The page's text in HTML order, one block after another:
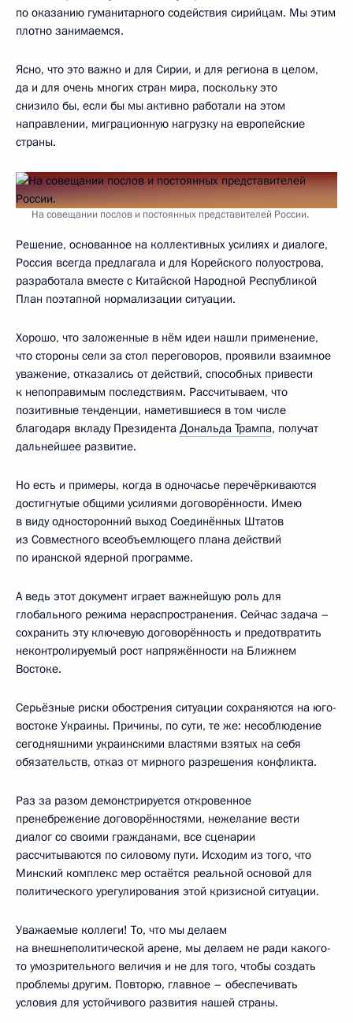
по оказанию гуманитарного содействия сирийцам. Мы этим
плотно занимаемся.
Ясно, что это важно и для Сирии, и для региона в целом,
да и для очень многих стран мира, поскольку это
снизило бы, если бы мы активно работали на этом
направлении, миграционную нагрузку на европейские
страны.
На совещании послов и постоянных представителей России.
Решение, основанное на коллективных усилиях и диалоге,
Россия всегда предлагала и для Корейского полуострова,
разработала вместе с Китайской Народной Республикой
План поэтапной нормализации ситуации.
Хорошо, что заложенные в нём идеи нашли применение,
что стороны сели за стол переговоров, проявили взаимное
уважение, отказались от действий, способных привести
к непоправимым последствиям. Рассчитываем, что
позитивные тенденции, наметившиеся в том числе
благодаря вкладу Президента Дональда Трампа, получат
дальнейшее развитие.
Но есть и примеры, когда в одночасье перечёркиваются
достигнутые общими усилиями договорённости. Имею
в виду односторонний выход Соединённых Штатов
из Совместного всеобъемлющего плана действий
по иранской ядерной программе.
А ведь этот документ играет важнейшую роль для
глобального режима нераспространения. Сейчас задача –
сохранить эту ключевую договорённость и предотвратить
неконтролируемый рост напряжённости на Ближнем
Востоке.
Серьёзные риски обострения ситуации сохраняются на юго-
востоке Украины. Причины, по сути, те же: несоблюдение
сегодняшними украинскими властями взятых на себя
обязательств, отказ от мирного разрешения конфликта.
Раз за разом демонстрируется откровенное
пренебрежение договорённостями, нежелание вести
диалог со своими гражданами, все сценарии
рассчитываются по силовому пути. Исходим из того, что
Минский комплекс мер остаётся реальной основой для
политического урегулирования этой кризисной ситуации.
Уважаемые коллеги! То, что мы делаем
на внешнеполитической арене, мы делаем не ради какого-
то умозрительного величия и не для того, чтобы создать
проблемы другим. Повторю, главное – обеспечивать
условия для устойчивого развития нашей страны.